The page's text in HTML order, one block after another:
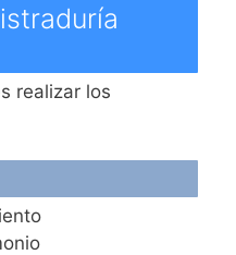
realizar los